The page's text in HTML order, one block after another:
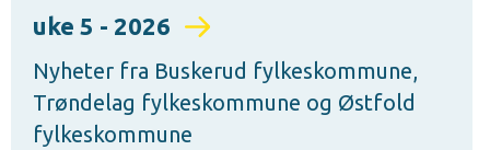
uke 5 - 2026
Nyheter fra Buskerud fylkeskommune,
Trøndelag fylkeskommune og Østfold
fylkeskommune